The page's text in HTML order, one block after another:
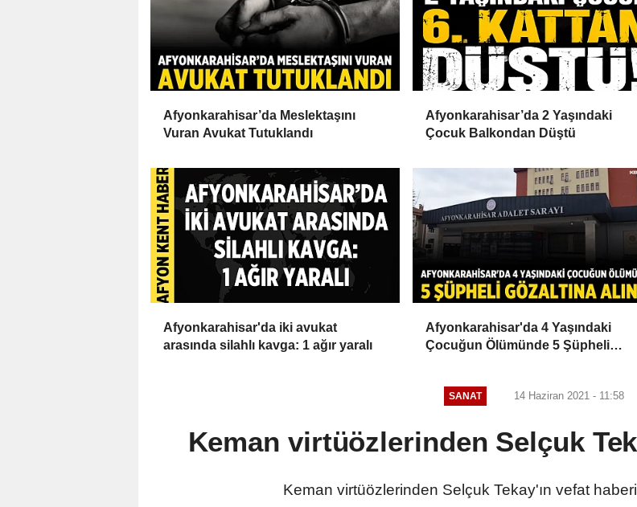
Afyonkarahisar’da Meslektaşını
Vuran Avukat Tutuklandı
Afyonkarahisar’da 2 Yaşındaki
Çocuk Balkondan Düştü
Afyonkarahisar'da iki avukat
arasında silahlı kavga: 1 ağır yaralı
Afyonkarahisar'da 4 Yaşındaki
Çocuğun Ölümünde 5 Şüpheli
SANAT 14 Haziran 2021 - 11:58
Keman virtüözlerinden Selçuk
Keman virtüözlerinden Selçuk Tekay'ın vefat